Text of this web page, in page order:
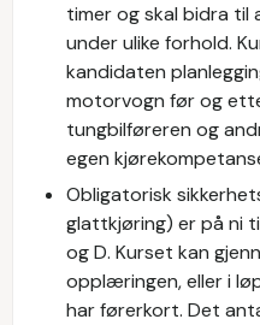
timer og skal bidra til
under ulike forhold.
kandidaten
motorvogn før og
tungbilføreren og
egen
Obligatorisk
glattkjøring) er på ni
og D. Kurset kan
opplæringen, eller i
har førerkort. Det